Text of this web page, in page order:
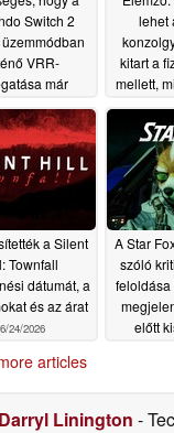
Switch 2
VRR-
már
11/2026
lehet
kitart a
mellett,
a Silent
Townfall
dátumát, a
és az árat
24/2026
A Star
szóló
feloldása
előtt
articles
Darryl Linington -